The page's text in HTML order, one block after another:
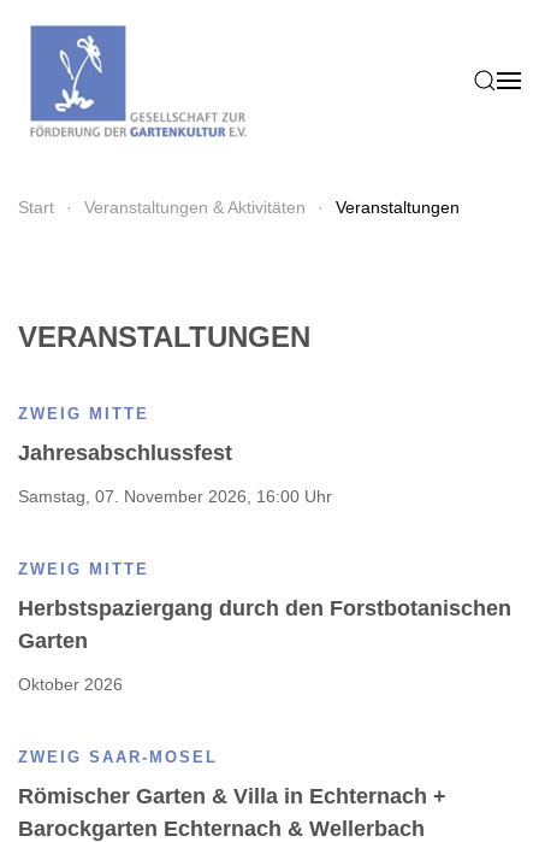
Zum Hauptinhalt springen
Start Veranstaltungen & Aktivitäten Veranstaltungen
VERANSTALTUNGEN
ZWEIG MITTE
Jahresabschlussfest
Samstag, 07. November 2026, 16:00 Uhr
ZWEIG MITTE
Herbstspaziergang durch den Forstbotanischen
Garten
Oktober 2026
ZWEIG SAAR-MOSEL
Römischer Garten & Villa in Echternach +
Barockgarten Echternach & Wellerbach